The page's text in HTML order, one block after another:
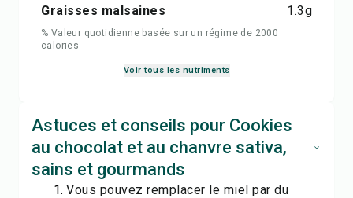
Graisses malsaines
1.3g
% Valeur quotidienne basée sur un régime de 2000
calories
Voir tous les nutriments
Astuces et conseils pour Cookies
au chocolat et au chanvre sativa,
sains et gourmands
Vous pouvez remplacer le miel par du